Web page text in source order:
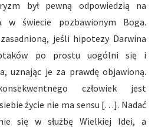
był pewną odpowiedzią na
świecie pozbawionym Boga.
jeśli hipotezy Darwina
po prostu uogólni się i
uznając je za prawdę objawioną.
człowiek jest
życie nie ma sensu […]. Nadać
się w służbę Wielkiej Idei, a